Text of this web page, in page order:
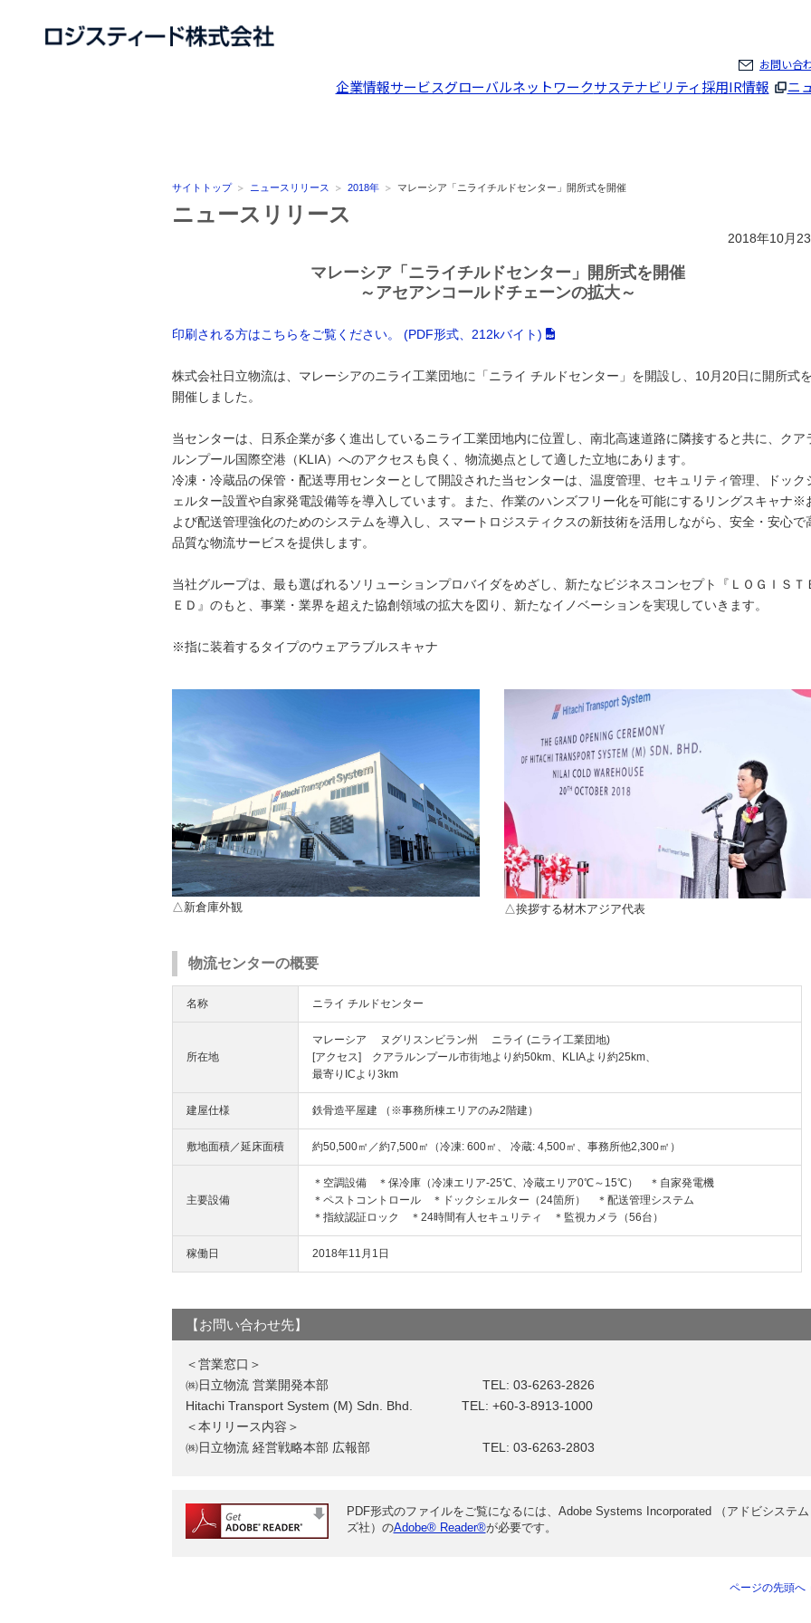
企業情報サービスグローバルネットワークサステナビリティ採用IR情報 ニ
お問い合
サイトトップ ニュースリリース 2018年 マレーシア「ニライチルドセンター」開所式を開催
ニュースリリース
2018年10月
マレーシア「ニライチルドセンター」開所式を開催
～アセアンコールドチェーンの拡大～
印刷される方はこちらをご覧ください。 (PDF形式、212kバイト)
株式会社日立物流は、マレーシアのニライ工業団地に「ニライ チルドセンター」を開設し、10月20日に開所式を
開催しました。
当センターは、日系企業が多く進出しているニライ工業団地内に位置し、南北高速道路に隣接すると共に、クア
ルンプール国際空港（KLIA）へのアクセスも良く、物流拠点として適した立地にあります。
冷凍・冷蔵品の保管・配送専用センターとして開設された当センターは、温度管理、セキュリティ管理、ドック
ェルター設置や自家発電設備等を導入しています。また、作業のハンズフリー化を可能にするリングスキャナ※
よび配送管理強化のためのシステムを導入し、スマートロジスティクスの新技術を活用しながら、安全・安心で
品質な物流サービスを提供します。
当社グループは、最も選ばれるソリューションプロバイダをめざし、新たなビジネスコンセプト『ＬＯＧＩＳＴ
ＥＤ』のもと、事業・業界を超えた協創領域の拡大を図り、新たなイノベーションを実現していきます。
※指に装着するタイプのウェアラブルスキャナ
△新倉庫外観 △挨拶する材木アジア代表
物流センターの概要
名称 ニライ チルドセンター
所在地
マレーシア ヌグリスンビラン州 ニライ (ニライ工業団地)
[アクセス] クアラルンプール市街地より約50km、KLIAより約25km、
最寄りICより3km
建屋仕様 鉄骨造平屋建 （※事務所棟エリアのみ2階建）
敷地面積／延床面積 約50,500㎡／約7,500㎡（冷凍: 600㎡、 冷蔵: 4,500㎡、事務所他2,300㎡）
主要設備
＊空調設備 ＊保冷庫（冷凍エリア-25℃、冷蔵エリア0℃～15℃） ＊自家発電機
＊ペストコントロール ＊ドックシェルター（24箇所） ＊配送管理システム
＊指紋認証ロック ＊24時間有人セキュリティ ＊監視カメラ（56台）
稼働日 2018年11月1日
【お問い合わせ先】
＜営業窓口＞
㈱日立物流 営業開発本部 TEL: 03-6263-2826
Hitachi Transport System (M) Sdn. Bhd. TEL: +60-3-8913-1000
＜本リリース内容＞
㈱日立物流 経営戦略本部 広報部 TEL: 03-6263-2803
PDF形式のファイルをご覧になるには、Adobe Systems Incorporated （アドビシステム
ズ社）のAdobe® Reader®が必要です。
ページの先頭へ